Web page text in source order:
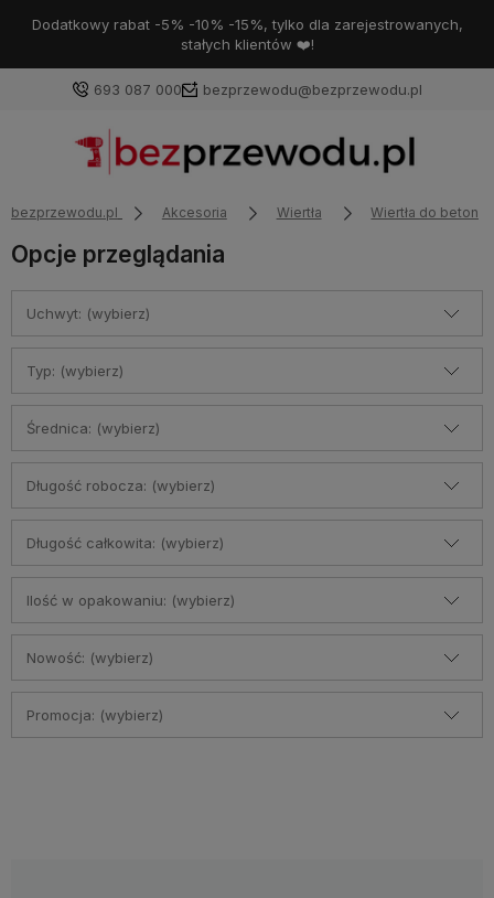
Dodatkowy rabat -5% -10% -15%, tylko dla zarejestrowanych,
stałych klientów ❤️!
693 087 000 bezprzewodu@bezprzewodu.pl
bezprzewodu.pl Akcesoria Wiertła Wiertła do betonu
Opcje przeglądania
Uchwyt: (wybierz)
Typ: (wybierz)
Średnica: (wybierz)
Długość robocza: (wybierz)
Długość całkowita: (wybierz)
Ilość w opakowaniu: (wybierz)
Nowość: (wybierz)
Promocja: (wybierz)